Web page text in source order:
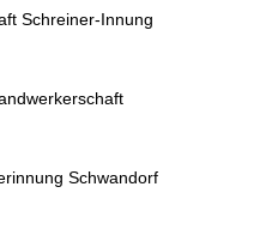
Schreiner-Innung
Schwandorf